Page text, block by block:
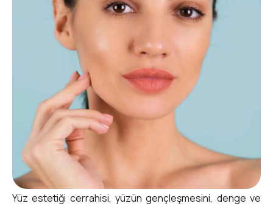
Yüz estetiği cerrahisi, yüzün gençleşmesini, denge ve